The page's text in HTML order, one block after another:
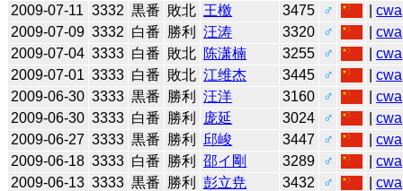
2009-07-11 3332 黒番 敗北 王檄 3475 ♂ |cwa
2009-07-09 3332 白番 勝利 汪涛 3320 ♂ |cwa
2009-07-04 3333 白番 敗北 陈潇楠 3255 ♂ |cwa
2009-07-01 3333 白番 敗北 江维杰 3445 ♂ |cwa
2009-06-30 3333 黒番 勝利 汪洋 3160 ♂ |cwa
2009-06-30 3333 白番 勝利 庞延 3024 ♂ |cwa
2009-06-27 3333 黒番 勝利 邱峻 3447 ♂ |cwa
2009-06-18 3333 白番 勝利 邵イ剛 3289 ♂ |cwa
2009-06-13 3333 黒番 勝利 彭立尭 3432 ♂ |cwa